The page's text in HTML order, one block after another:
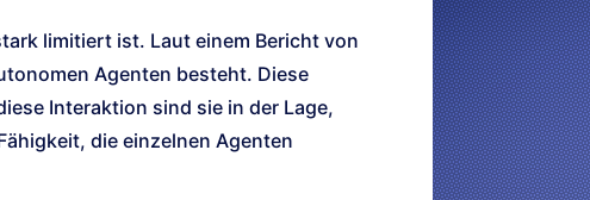
limitiert ist. Laut einem Bericht von
Agenten besteht. Diese
Interaktion sind sie in der Lage,
die einzelnen Agenten